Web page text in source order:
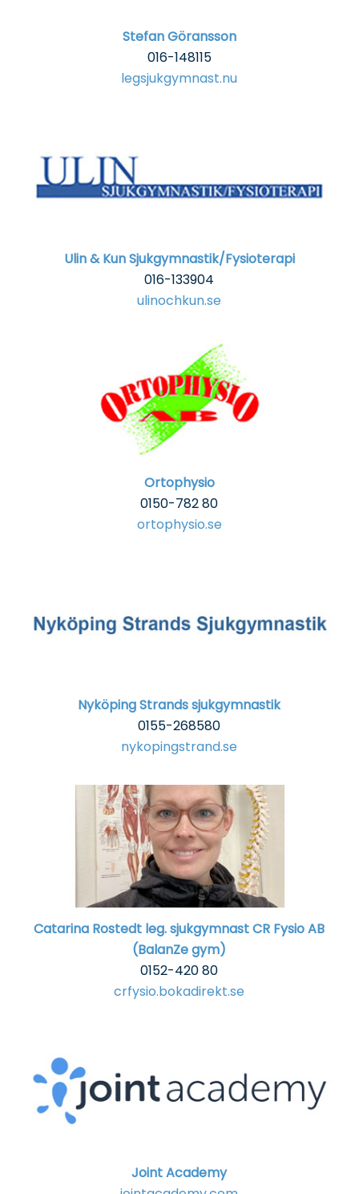
Stefan Göransson
016-148115
legsjukgymnast.nu
Ulin & Kun Sjukgymnastik/Fysioterapi
016-133904
ulinochkun.se
Ortophysio
0150-782 80
ortophysio.se
Nyköping Strands sjukgymnastik
0155-268580
nykopingstrand.se
Catarina Rostedt leg. sjukgymnastCR Fysio AB
(BalanZe gym)
0152-420 80
crfysio.bokadirekt.se
Joint Academy